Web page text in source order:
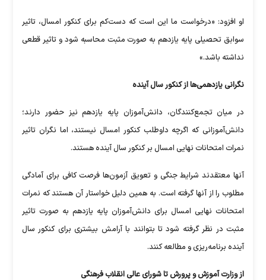
او افزود: «درخواست ما این است که دست‌کم برای کنکور امسال، تاثیر
سوابق تحصیلی پایه یازدهم به صورت مثبت محاسبه شود و تاثیر قطعی
نداشته باشد.»
نگرانی یازدهمی‌ها از کنکور سال آینده
در میان تجمع‌کنندگان، دانش‌آموزان پایه یازدهم نیز حضور دارند؛
دانش‌آموزانی که اگرچه داوطلب کنکور امسال نیستند، اما نگران تاثیر
نمرات امتحانات نهایی امسال بر کنکور سال آینده هستند.
آنها معتقدند شرایط جنگی و تعویق آزمون‌ها فرصت کافی برای آمادگی
مطلوب را از آنها گرفته است. به همین دلیل خواستار آن هستند که نمرات
امتحانات نهایی امسال برای دانش‌آموزان پایه یازدهم به صورت تاثیر
مثبت در نظر گرفته شود تا بتوانند با آرامش بیشتری برای کنکور سال
آینده برنامه‌ریزی و مطالعه کنند.
از وزارت آموزش و پرورش تا شورای عالی انقلاب فرهنگی